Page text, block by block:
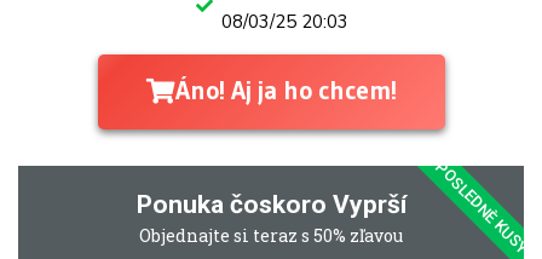
08/03/25 20:03
Áno! Aj ja ho chcem!
Ponuka čoskoro Vyprší
Objednajte si teraz s 50% zľavou POSLEDNÈ KUSY